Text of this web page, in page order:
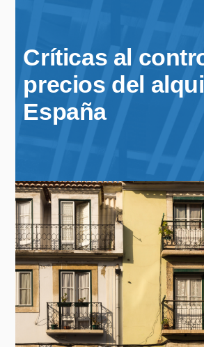
Críticas al
precios del
España